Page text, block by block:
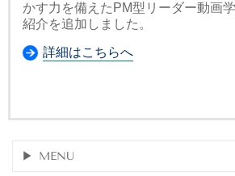
かす力を備えたPM型リーダー動画
紹介を追加しました。
詳細はこちらへ
MENU